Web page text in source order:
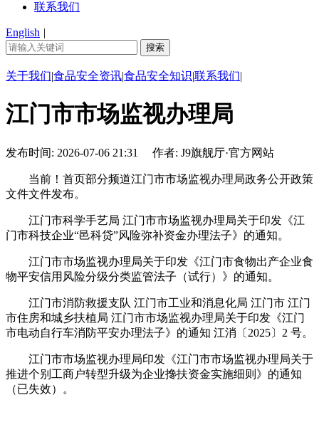
联系我们
English |
关于我们|食品安全资讯|食品安全知识|联系我们|
江门市市场监视办理局
发布时间: 2026-07-06 21:31 作者: J9旗舰厅·官方网站
当前！首页部分频道江门市市场监视办理局政务公开政策
文件文件发布。
江门市科学手艺局 江门市市场监视办理局关于印发《江
门市科技企业“邑科贷”风险弥补资金办理法子》的通知。
江门市市场监视办理局关于印发《江门市食物出产企业食
物平安信用风险分级分类监管法子（试行）》的通知。
江门市消防救援支队 江门市工业和消息化局 江门市 江门
市住房和城乡扶植局 江门市市场监视办理局关于印发《江门
市电动自行车消防平安办理法子》的通知 江消〔2025〕2 号。
江门市市场监视办理局印发《江门市市场监视办理局关于
推进个别工商户转型升级为企业搀扶资金实施细则》的通知
（已失效）。